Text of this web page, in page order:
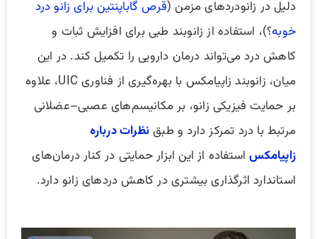
دلیل در زانودردهای مزمن (قرص گاباپنتین برای زانو درد
خوبه؟)، استفاده از زانوبند طبی برای افزایش ثبات و
کاهش درد می‌تواند درمان دارویی را تکمیل کند. در این
میان، زانوبند زاپیامکس با بهره‌گیری از فناوری UIC، علاوه
بر حمایت فیزیکی زانو، بر مکانیسم‌های عصبی–عضلانی
مرتبط با درد تمرکز دارد و طبقنظرات درباره
زاپیامکساستفاده از این ابزار حمایتی در کنار درمان‌های
استاندارد اثرگذاری بیشتری در کاهش دردهای زانو دارد.